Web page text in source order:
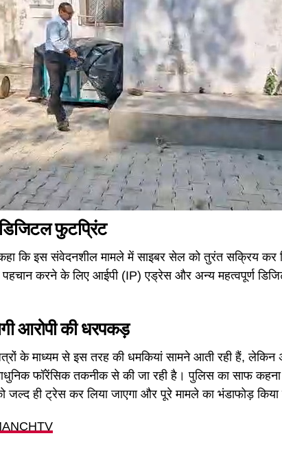
फुटप्रिंट
कि इस संवेदनशील मामले में साइबर सेल को तुरंत सक्रिय कर
करने के लिए आईपी (IP) एड्रेस और अन्य महत्वपूर्ण
आरोपी की धरपकड़
के माध्यम से इस तरह की धमकियां सामने आती रही हैं, लेकिन
फॉरेंसिक तकनीक से की जा रही है। पुलिस का साफ कहना
ही ट्रेस कर लिया जाएगा और पूरे मामले का भंडाफोड़ किया